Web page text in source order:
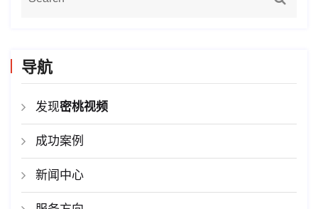
导航
发现密桃视频
成功案例
新闻中心